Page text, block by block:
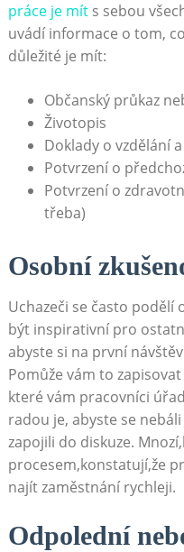
práce je mít s‌ sebou
uvádí informace o tom,
důležité je mít:
Občanský průkaz
Životopis
Doklady o vzdělání
Potvrzení o
Potvrzení o
třeba)
Osobní
Uchazeči se často podělí
být inspirativní pro
abyste si na první
Pomůže vám to
které vám pracovníci
radou je, abyste⁢ se
zapojili do ⁢diskuze.
procesem,konstatují,že
najít zaměstnání rychleji.
Odpolední